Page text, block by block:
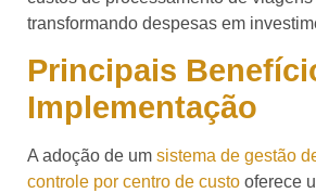
transformando despesas em
Principais
Implementação
A adoção de um sistema de gestão
controle por centro de custo oferece